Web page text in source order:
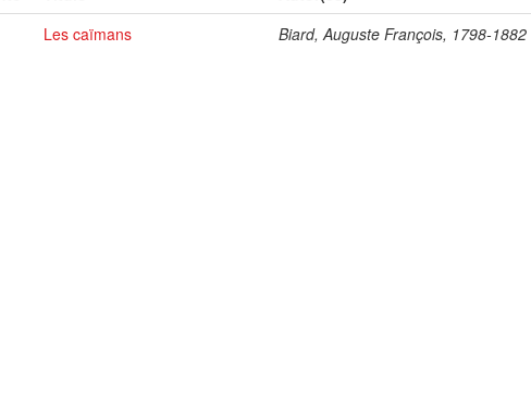
Les caïmans
Biard, Auguste François, 1798-1882